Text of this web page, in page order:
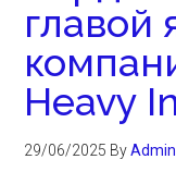
главой
Heavy
29/06/2025 ByAdmin